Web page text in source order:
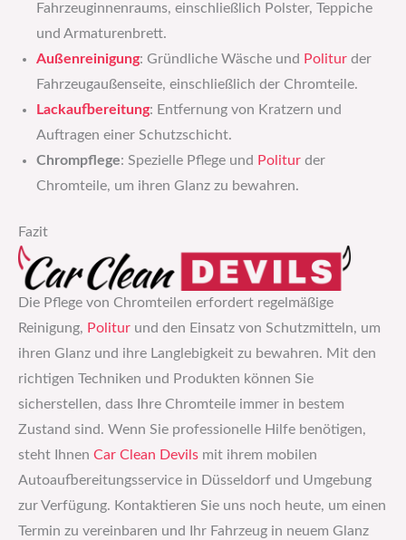
Fahrzeuginnenraums, einschließlich Polster, Teppiche
und Armaturenbrett.
Außenreinigung: Gründliche Wäsche und Politur der
Fahrzeugaußenseite, einschließlich der Chromteile.
Lackaufbereitung: Entfernung von Kratzern und
Auftragen einer Schutzschicht.
Chrompflege: Spezielle Pflege und Politur der
Chromteile, um ihren Glanz zu bewahren.
Fazit
Die Pflege von Chromteilen erfordert regelmäßige
Reinigung, Politur und den Einsatz von Schutzmitteln, um
ihren Glanz und ihre Langlebigkeit zu bewahren. Mit den
richtigen Techniken und Produkten können Sie
sicherstellen, dass Ihre Chromteile immer in bestem
Zustand sind. Wenn Sie professionelle Hilfe benötigen,
steht Ihnen Car Clean Devils mit ihrem mobilen
Autoaufbereitungsservice in Düsseldorf und Umgebung
zur Verfügung. Kontaktieren Sie uns noch heute, um einen
Termin zu vereinbaren und Ihr Fahrzeug in neuem Glanz